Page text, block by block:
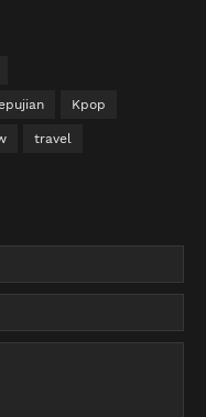
Kpop
travel